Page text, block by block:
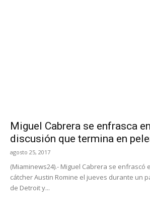
Miguel Cabrera se enfrasca
discusión que termina en
agosto 25, 2017
(Miaminews24).- Miguel Cabrera se enfrascó
cátcher Austin Romine el jueves durante un
de Detroit y...